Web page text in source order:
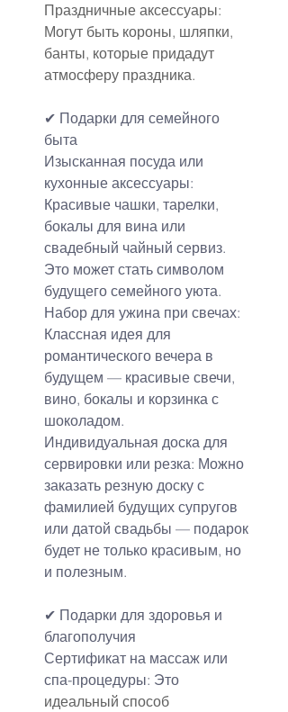
Праздничные аксессуары:
Могут быть короны, шляпки,
банты, которые придадут
атмосферу праздника.
✔ Подарки для семейного
быта
Изысканная посуда или
кухонные аксессуары:
Красивые чашки, тарелки,
бокалы для вина или
свадебный чайный сервиз.
Это может стать символом
будущего семейного уюта.
Набор для ужина при свечах:
Классная идея для
романтического вечера в
будущем — красивые свечи,
вино, бокалы и корзинка с
шоколадом.
Индивидуальная доска для
сервировки или резка: Можно
заказать резную доску с
фамилией будущих супругов
или датой свадьбы — подарок
будет не только красивым, но
и полезным.
✔ Подарки для здоровья и
благополучия
Сертификат на массаж или
спа-процедуры: Это
идеальный способ